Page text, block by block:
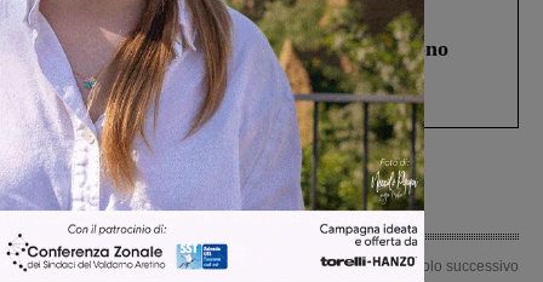
Cronaca 4 Agosto 2026
Un anno fa la strage in A1 in cui morirono
Gianni, Giulia e Franco. Lo schianto, il
processo, lo stop ai sorpassi fra tir....
Articolo precedente
Articolo successivo